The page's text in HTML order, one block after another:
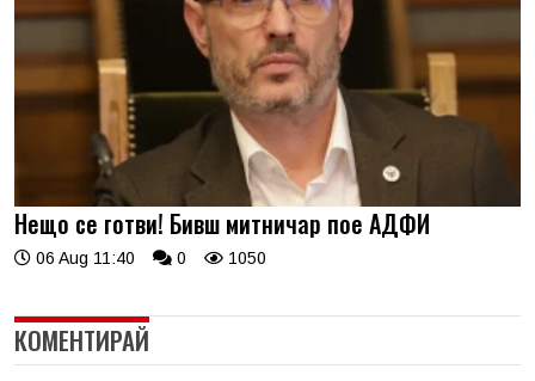
Нещо се готви! Бивш митничар пое АДФИ
06 Aug 11:40 0 1050
КОМЕНТИРАЙ